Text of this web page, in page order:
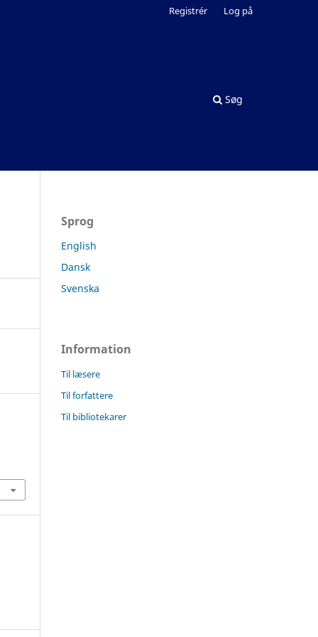
Søg
Registrér Log på
Sprog
English
Dansk
Svenska
Information
Til læsere
Til forfattere
Til bibliotekarer